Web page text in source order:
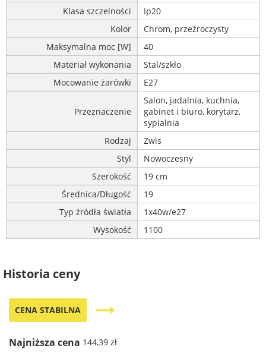
Klasa szczelności
Ip20
Kolor
Chrom, przeźroczysty
Maksymalna moc [W]
40
Materiał wykonania
Stal/szkło
Mocowanie żarówki
E27
Przeznaczenie
Salon, jadalnia, kuchnia,
gabinet i biuro, korytarz,
sypialnia
Rodzaj
Zwis
Styl
Nowoczesny
Szerokość
19 cm
Średnica/Długość
19
Typ źródła światła
1x40w/e27
Wysokość
1100
Historia ceny
CENA STABILNA trending_flat
Najniższa cena 144,39 zł